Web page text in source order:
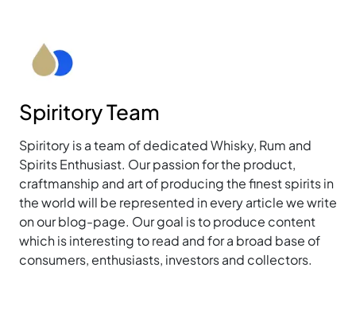
Spiritory Team
Spiritory is a team of dedicated Whisky, Rum and
Spirits Enthusiast. Our passion for the product,
craftmanship and art of producing the finest spirits in
the world will be represented in every article we write
on our blog-page. Our goal is to produce content
which is interesting to read and for a broad base of
consumers, enthusiasts, investors and collectors.